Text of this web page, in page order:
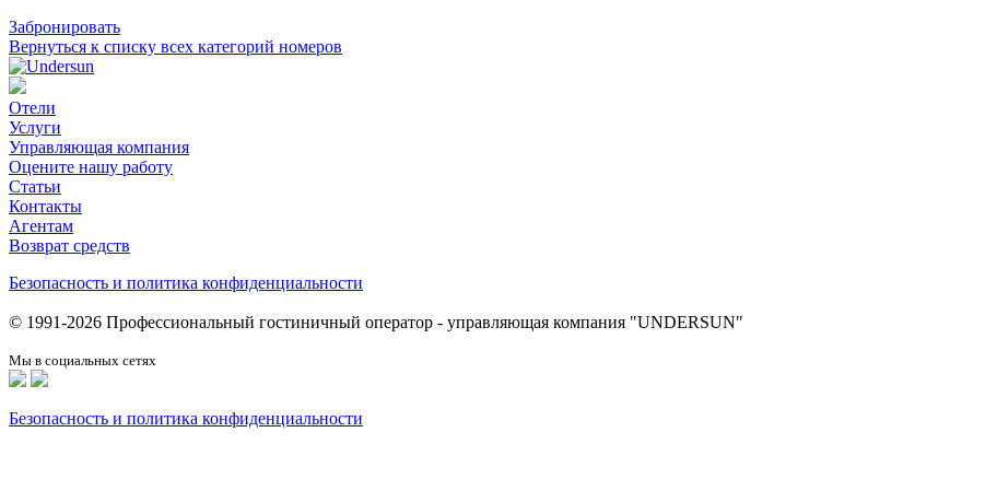
Забронировать
Вернуться к списку всех категорий номеров
Отели
Услуги
Управляющая компания
Оцените нашу работу
Статьи
Контакты
Агентам
Возврат средств
Безопасность и политика конфиденциальности
© 1991-2026 Профессиональный гостиничный оператор - управляющая компания "UNDERSUN"
Мы в социальных сетях
Безопасность и политика конфиденциальности